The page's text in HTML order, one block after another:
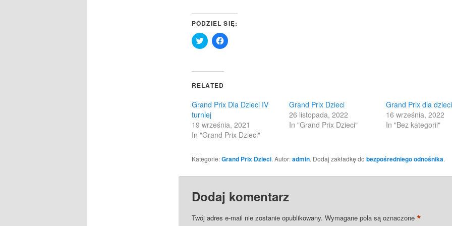
PODZIEL SIĘ:
Click
to
(Opens
new
Click
to
RELATED
Grand Prix Dla Dzieci IV
turniej
19 września, 2021
In "Grand Prix Dzieci"
Grand Prix Dzieci
26 listopada, 2022
In "Grand Prix Dzieci"
Grand Prix dla dzieci
16 września, 2022
In "Bez kategorii"
Kategorie:Grand Prix Dzieci. Autor:admin. Dodaj zakładkę do bezpośredniego odnośnika.
Dodaj komentarz
Twój adres e-mail nie zostanie opublikowany. Wymagane pola są oznaczone *